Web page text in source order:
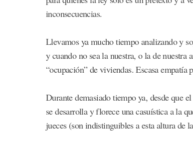
inconsecuencias.
Llevamos ya mucho tiempo analizando y
y cuando no sea la nuestra, o la de nuestra
“ocupación” de viviendas. Escasa empatía
Durante demasiado tiempo ya, desde que
se desarrolla y florece una casuística a la
jueces (son indistinguibles a esta altura de